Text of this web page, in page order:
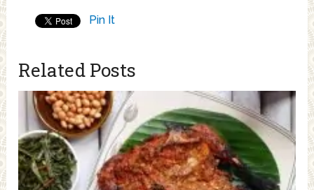
Pin It
Related Posts